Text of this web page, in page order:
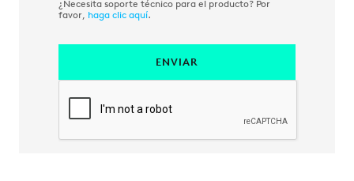
¿Necesita soporte técnico para el producto? Por
favor, haga clic aquí.
ENVIAR